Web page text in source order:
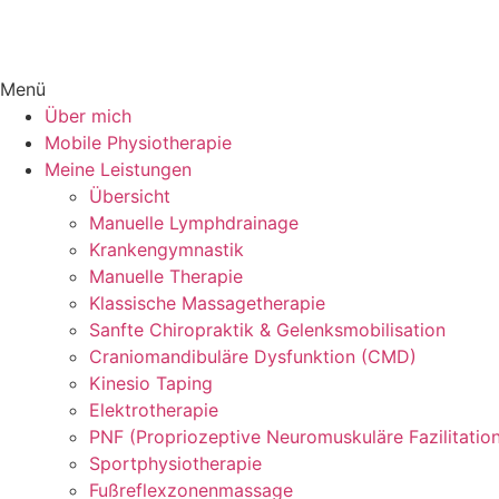
Menü
Über mich
Mobile Physiotherapie
Meine Leistungen
Übersicht
Manuelle Lymphdrainage
Krankengymnastik
Manuelle Therapie
Klassische Massagetherapie
Sanfte Chiropraktik & Gelenksmobilisation
Craniomandibuläre Dysfunktion (CMD)
Kinesio Taping
Elektrotherapie
PNF (Propriozeptive Neuromuskuläre
Sportphysiotherapie
Fußreflexzonenmassage